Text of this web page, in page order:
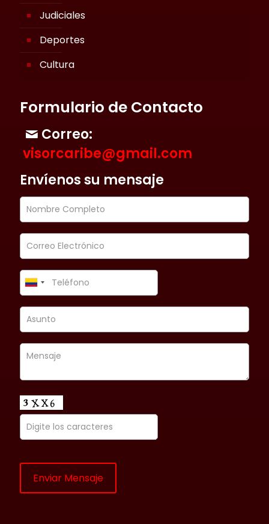
Judiciales
Deportes
Cultura
Formulario de Contacto
Correo:
visorcaribe@gmail.com
Envíenos su mensaje